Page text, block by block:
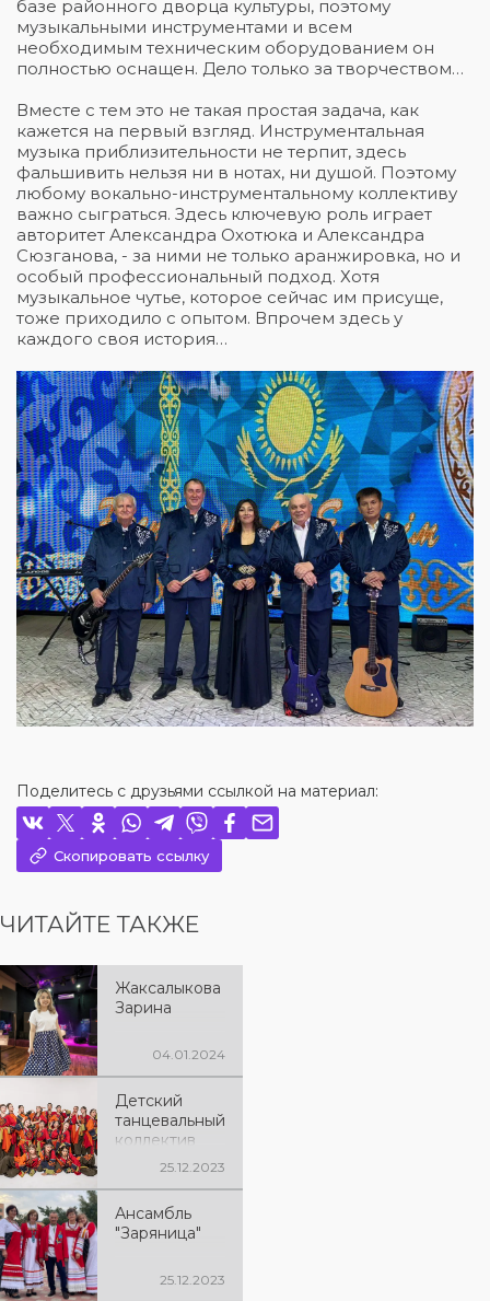
базе районного дворца культуры, поэтому
музыкальными инструментами и всем
необходимым техническим оборудованием он
полностью оснащен. Дело только за творчеством…
Вместе с тем это не такая простая задача, как
кажется на первый взгляд. Инструментальная
музыка приблизительности не терпит, здесь
фальшивить нельзя ни в нотах, ни душой. Поэтому
любому вокально-инструментальному коллективу
важно сыграться. Здесь ключевую роль играет
авторитет Александра Охотюка и Александра
Сюзганова, - за ними не только аранжировка, но и
особый профессиональный подход. Хотя
музыкальное чутье, которое сейчас им присуще,
тоже приходило с опытом. Впрочем здесь у
каждого своя история…
Поделитесь с друзьями ссылкой на материал:
Скопировать ссылку
ЧИТАЙТЕ ТАКЖЕ
Жаксалыкова
Зарина
04.01.2024
Детский
танцевальный
коллектив
"ТұМар",
Нагима
Муратовна
25.12.2023
Ансамбль
"Заряница"
25.12.2023